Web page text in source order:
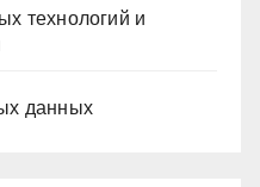
технологий и
данных